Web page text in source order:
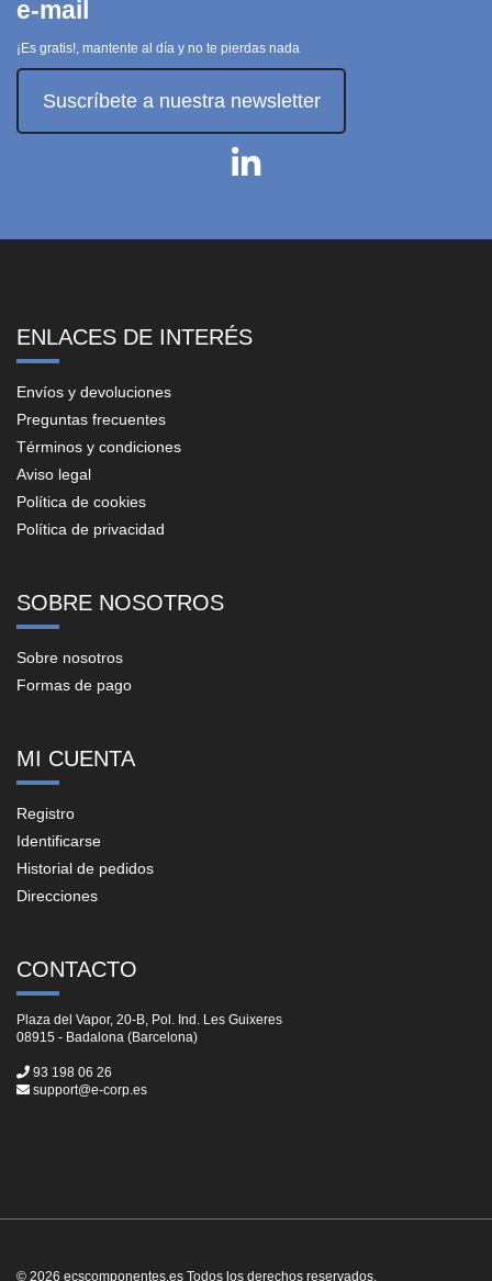
e-mail
¡Es gratis!, mantente al día y no te pierdas nada
Suscríbete a nuestra newsletter
ENLACES DE INTERÉS
Envíos y devoluciones
Preguntas frecuentes
Términos y condiciones
Aviso legal
Política de cookies
Política de privacidad
SOBRE NOSOTROS
Sobre nosotros
Formas de pago
MI CUENTA
Registro
Identificarse
Historial de pedidos
Direcciones
CONTACTO
Plaza del Vapor, 20-B, Pol. Ind. Les Guixeres
08915 - Badalona (Barcelona)
93 198 06 26
support@e-corp.es
© 2026 ecscomponentes.es Todos los derechos reservados.